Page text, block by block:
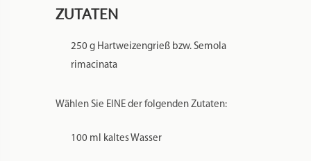
ZUTATEN
250 g Hartweizengrieß bzw. Semola
rimacinata
Wählen Sie EINE der folgenden Zutaten:
100 ml kaltes Wasser